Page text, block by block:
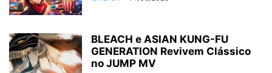
BLEACH e ASIAN KUNG-FU
GENERATION Revivem Clássico
no JUMP MV